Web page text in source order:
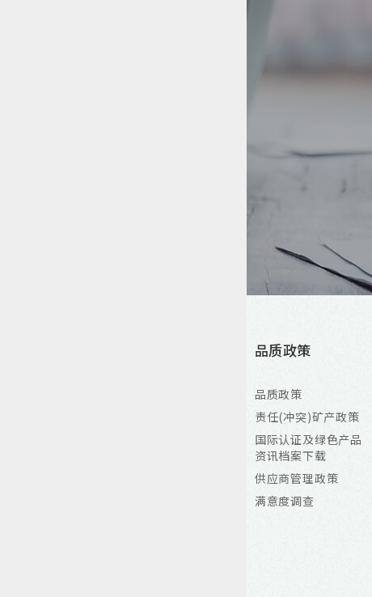
品质政策
品质政策
责任(冲突)矿产政策
国际认证及绿色产品
资讯档案下载
供应商管理政策
满意度调查